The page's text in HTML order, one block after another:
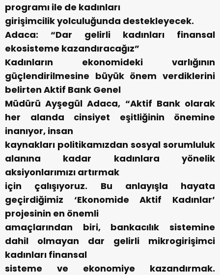
programı ile de kadınları
girişimcilik yolculuğunda destekleyecek.
Adaca: “Dar gelirli kadınları finansal
ekosisteme kazandıracağız”
Kadınların ekonomideki varlığının
güçlendirilmesine büyük önem verdiklerini
belirten Aktif Bank Genel
Müdürü Ayşegül Adaca, “Aktif Bank olarak
her alanda cinsiyet eşitliğinin önemine
inanıyor, insan
kaynakları politikamızdan sosyal sorumluluk
alanına kadar kadınlara yönelik
aksiyonlarımızı artırmak
için çalışıyoruz. Bu anlayışla hayata
geçirdiğimiz ‘Ekonomide Aktif Kadınlar’
projesinin en önemli
amaçlarından biri, bankacılık sistemine
dahil olmayan dar gelirli mikrogirişimci
kadınları finansal
sisteme ve ekonomiye kazandırmak.